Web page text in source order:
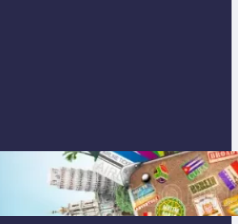
Traveling 2025: Liburan
Ramah Lingkungan, dan
Makna